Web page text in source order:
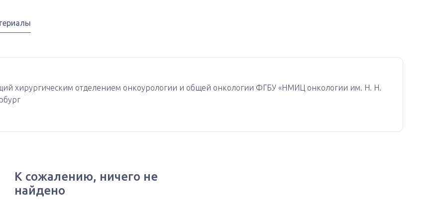
хирургическим отделением онкоурологии и общей онкологии ФГБУ «НМИЦ онкологии им. Н. Н.
К сожалению, ничего не
найдено